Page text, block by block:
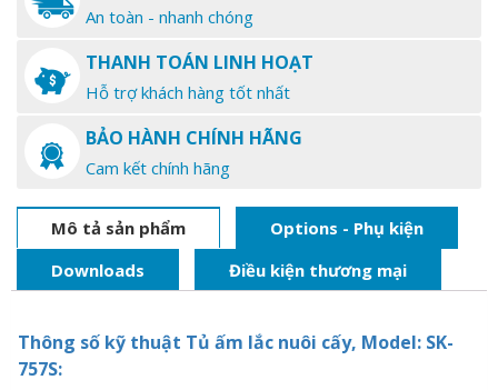
An toàn - nhanh chóng
THANH TOÁN LINH HOẠT
Hỗ trợ khách hàng tốt nhất
BẢO HÀNH CHÍNH HÃNG
Cam kết chính hãng
Mô tả sản phẩm
Options - Phụ kiện
Downloads
Điều kiện thương mại
Thông số kỹ thuật Tủ ấm lắc nuôi cấy, Model: SK-
757S: